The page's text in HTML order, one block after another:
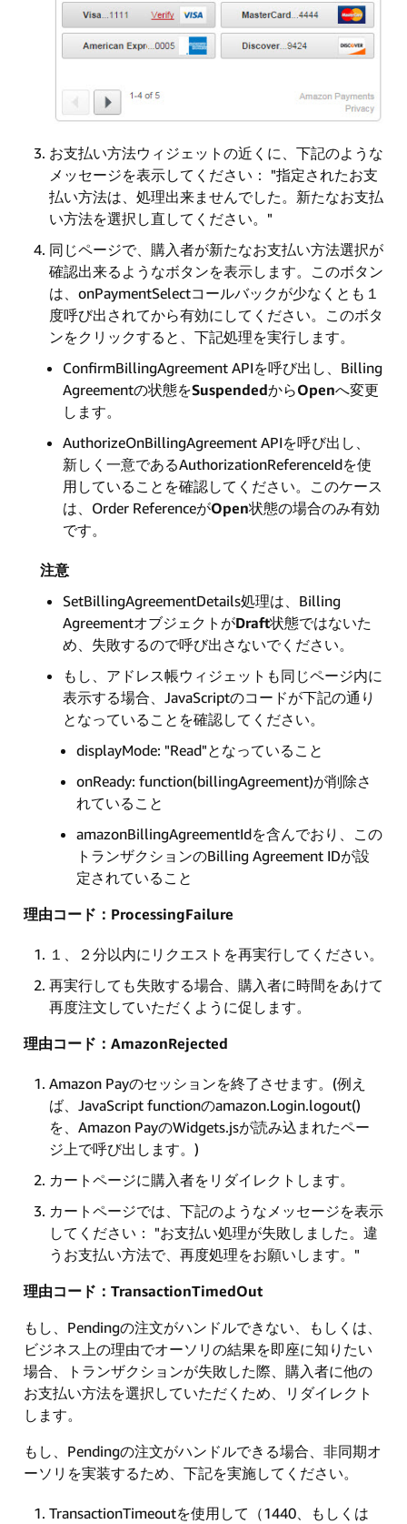
お支払い方法ウィジェットの近くに、下記のような
メッセージを表示してください： "指定されたお支
払い方法は、処理出来ませんでした。新たなお支払
い方法を選択し直してください。"
同じページで、購入者が新たなお支払い方法選択が
確認出来るようなボタンを表示します。このボタン
は、onPaymentSelectコールバックが少なくとも１
度呼び出されてから有効にしてください。このボタ
ンをクリックすると、下記処理を実行します。
ConfirmBillingAgreement APIを呼び出し、Billing
Agreementの状態をSuspendedからOpenへ変更
します。
AuthorizeOnBillingAgreement APIを呼び出し、
新しく一意であるAuthorizationReferenceIdを使
用していることを確認してください。このケース
は、Order ReferenceがOpen状態の場合のみ有効
です。
注意
SetBillingAgreementDetails処理は、Billing
AgreementオブジェクトがDraft状態ではないた
め、失敗するので呼び出さないでください。
もし、アドレス帳ウィジェットも同じページ内に
表示する場合、JavaScriptのコードが下記の通り
となっていることを確認してください。
displayMode: "Read"となっていること
onReady: function(billingAgreement)が削除さ
れていること
amazonBillingAgreementIdを含んでおり、この
トランザクションのBilling Agreement IDが設
定されていること
理由コード：ProcessingFailure
１、２分以内にリクエストを再実行してください。
再実行しても失敗する場合、購入者に時間をあけて
再度注文していただくように促します。
理由コード：AmazonRejected
Amazon Payのセッションを終了させます。(例え
ば、JavaScript functionのamazon.Login.logout()
を、Amazon PayのWidgets.jsが読み込まれたペー
ジ上で呼び出します。)
カートページに購入者をリダイレクトします。
カートページでは、下記のようなメッセージを表示
してください： "お支払い処理が失敗しました。違
うお支払い方法で、再度処理をお願いします。"
理由コード：TransactionTimedOut
もし、Pendingの注文がハンドルできない、もしくは、
ビジネス上の理由でオーソリの結果を即座に知りたい
場合、トランザクションが失敗した際、購入者に他の
お支払い方法を選択していただくため、リダイレクト
します。
もし、Pendingの注文がハンドルできる場合、非同期オ
ーソリを実装するため、下記を実施してください。
TransactionTimeoutを使用して（1440、もしくは